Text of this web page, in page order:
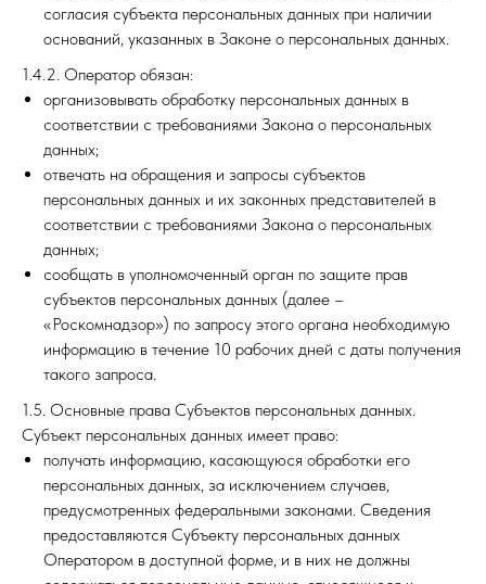
согласия субъекта персональных данных при наличии
оснований, указанных в Законе о персональных данных.
1.4.2. Оператор обязан:
организовывать обработку персональных данных в
соответствии с требованиями Закона о персональных
данных;
отвечать на обращения и запросы субъектов
персональных данных и их законных представителей в
соответствии с требованиями Закона о персональных
данных;
сообщать в уполномоченный орган по защите прав
субъектов персональных данных (далее –
«Роскомнадзор») по запросу этого органа необходимую
информацию в течение 10 рабочих дней с даты получения
такого запроса.
1.5. Основные права Субъектов персональных данных.
Субъект персональных данных имеет право:
получать информацию, касающуюся обработки его
персональных данных, за исключением случаев,
предусмотренных федеральными законами. Сведения
предоставляются Субъекту персональных данных
Оператором в доступной форме, и в них не должны